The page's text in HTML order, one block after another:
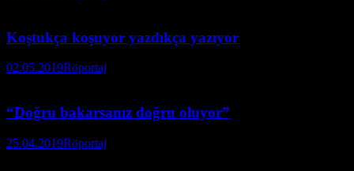
Koştukça koşuyor yazdıkça yazıyor
02.05.2019Röportaj
“Doğru bakarsanız doğru oluyor”
25.04.2019Röportaj